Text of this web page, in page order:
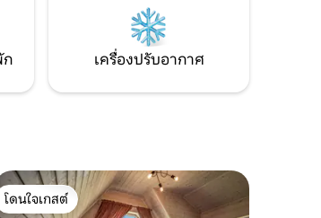
กม. ขอแนะนำให้ลองดูคู่มือนำเที่ยวของเราที่
ก เครื่องปรับอากาศ
โดนใจเกสต์
โดนใจเกสต์